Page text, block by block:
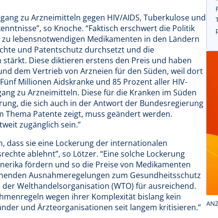
zu Arzneimitteln gegen HIV/AIDS, Tuberkulose und
so Knoche. “Faktisch erschwert die Politik
lebensnotwendigen Medikamenten in den Ländern
und Patentschutz durchsetzt und die
Diese diktieren erstens den Preis und haben
dem Vertrieb von Arzneien für den Süden, weil dort
Millionen Aidskranke und 85 Prozent aller HIV-
zu Arzneimitteln. Diese für die Kranken im Süden
die sich auch in der Antwort der Bundesregierung
Patente zeigt, muss geändert werden.
zugänglich sein.”
dass sie eine Lockerung der internationalen
ablehnt”, so Lötzer. “Eine solche Lockerung
fördern und so die Preise von Medikamenten
Ausnahmeregelungen zum Gesundheitsschutz
Welthandelsorganisation (WTO) für ausreichend.
wegen ihrer Komplexität bislang kein
und Ärzteorganisationen seit langem kritisieren.”